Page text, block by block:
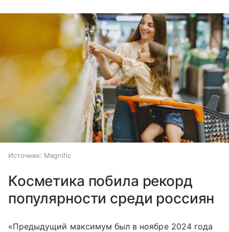
Источник: Magnific
Косметика побила рекорд
популярности среди россиян
«Предыдущий максимум был в ноябре 2024 года